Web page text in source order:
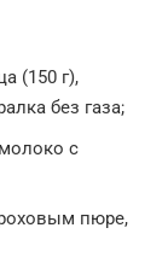
(150 г),
без газа;
с
пюре,